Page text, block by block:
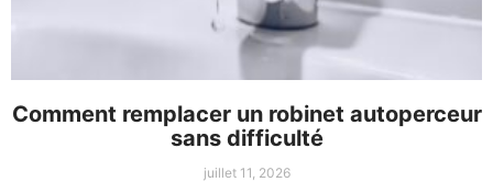
Comment remplacer un robinet autoperceur
sans difficulté
juillet 11, 2026